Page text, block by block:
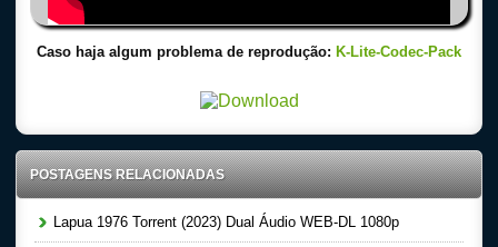
Caso haja algum problema de reprodução: K-Lite-Codec-Pack
POSTAGENS RELACIONADAS
Lapua 1976 Torrent (2023) Dual Áudio WEB-DL 1080p